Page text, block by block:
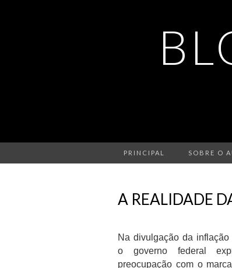
PRINCIPAL SOBRE O
A REALIDADE
Na divulgação da inflação
o governo federal
preocupação com o